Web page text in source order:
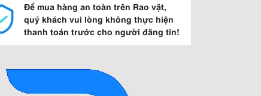
Để mua hàng an toàn trên Rao vặt,
quý khách vui lòng không thực hiện
thanh toán trước cho người đăng tin!